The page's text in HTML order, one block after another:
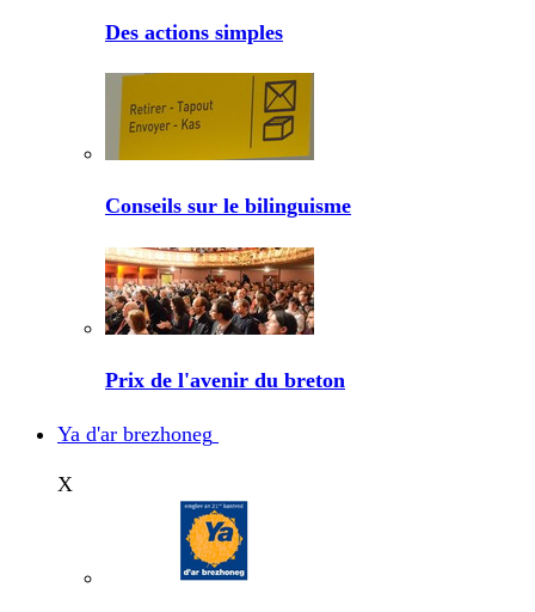
Des actions simples
Conseils sur le bilinguisme
Prix de l'avenir du breton
Ya d'ar brezhoneg
X